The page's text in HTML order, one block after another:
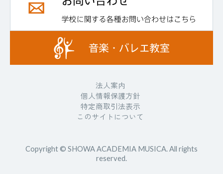
法人案内
個人情報保護方針
特定商取引法表示
このサイトについて
Copyright © SHOWA ACADEMIA MUSICA. All rights
reserved.